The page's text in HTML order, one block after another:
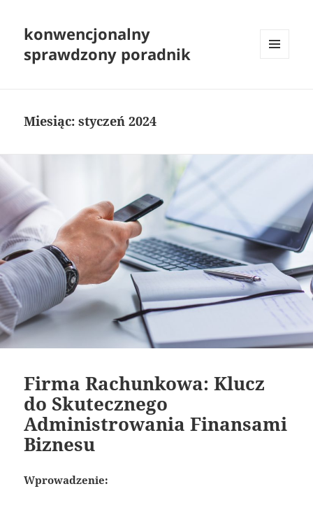
konwencjonalny
sprawdzony poradnik
Miesiąc:styczeń 2024
Firma Rachunkowa: Klucz
do Skutecznego
Administrowania Finansami
Biznesu
Wprowadzenie: